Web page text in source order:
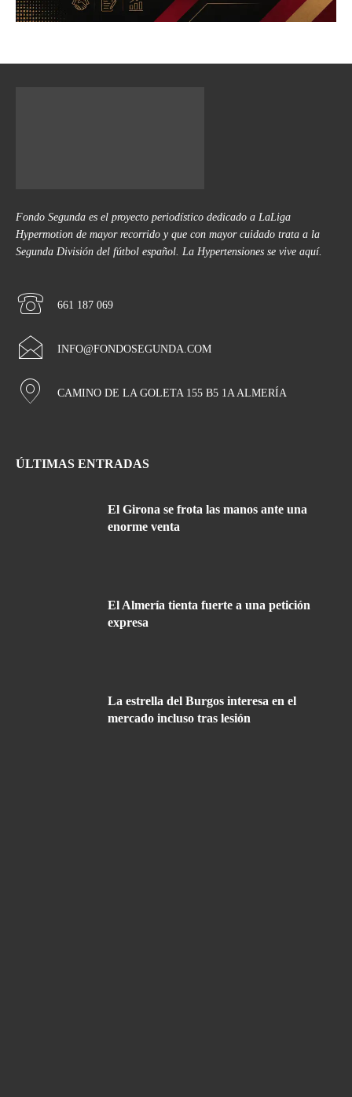
Fondo Segunda es el proyecto periodístico dedicado a LaLiga
Hypermotion de mayor recorrido y que con mayor cuidado trata a la
Segunda División del fútbol español. La Hypertensiones se vive aquí.
661 187 069
INFO@FONDOSEGUNDA.COM
CAMINO DE LA GOLETA 155 B5 1A ALMERÍA
ÚLTIMAS ENTRADAS
El Girona se frota las manos ante una
enorme venta
El Almería tienta fuerte a una petición
expresa
La estrella del Burgos interesa en el
mercado incluso tras lesión